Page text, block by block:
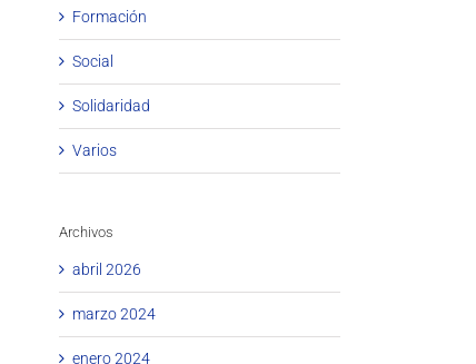
Formación
Social
Solidaridad
Varios
Archivos
abril 2026
marzo 2024
enero 2024